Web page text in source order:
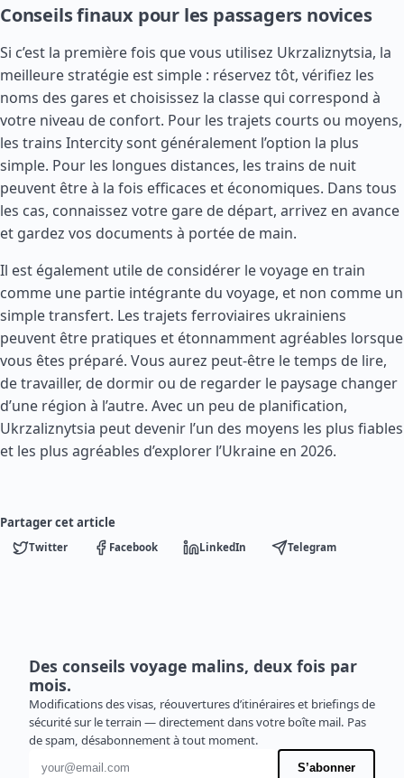
Conseils finaux pour les passagers novices
Si c’est la première fois que vous utilisez Ukrzaliznytsia, la
meilleure stratégie est simple : réservez tôt, vérifiez les
noms des gares et choisissez la classe qui correspond à
votre niveau de confort. Pour les trajets courts ou moyens,
les trains Intercity sont généralement l’option la plus
simple. Pour les longues distances, les trains de nuit
peuvent être à la fois efficaces et économiques. Dans tous
les cas, connaissez votre gare de départ, arrivez en avance
et gardez vos documents à portée de main.
Il est également utile de considérer le voyage en train
comme une partie intégrante du voyage, et non comme un
simple transfert. Les trajets ferroviaires ukrainiens
peuvent être pratiques et étonnamment agréables lorsque
vous êtes préparé. Vous aurez peut-être le temps de lire,
de travailler, de dormir ou de regarder le paysage changer
d’une région à l’autre. Avec un peu de planification,
Ukrzaliznytsia peut devenir l’un des moyens les plus fiables
et les plus agréables d’explorer l’Ukraine en 2026.
Partager cet article
Twitter Facebook LinkedIn Telegram
Des conseils voyage malins, deux fois par
mois.
Modifications des visas, réouvertures d’itinéraires et briefings de
sécurité sur le terrain — directement dans votre boîte mail. Pas
de spam, désabonnement à tout moment.
Adresse e-mail S’abonner